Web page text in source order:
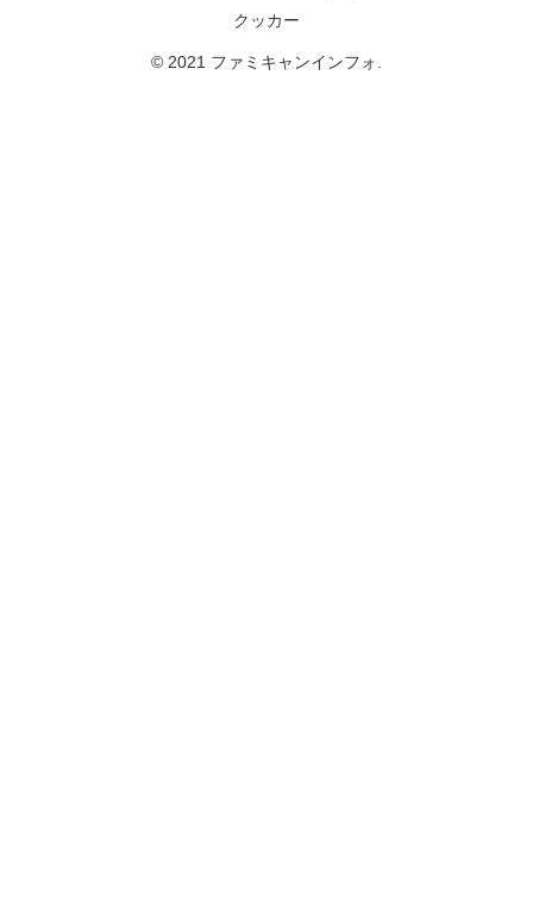
クッカー
© 2021 ファミキャンインフォ.